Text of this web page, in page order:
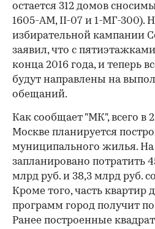
остается 312 домов
1605-АМ, II-07 и 1-МГ-300).
избирательной кампании
заявил, что с
конца 2016 года, и теперь
будут направлены на
обещаний.
Как сообщает "МК", всего в
Москве планируется
муниципального жилья.
запланировано потратить
млрд руб. и 38,3 млрд руб.
Кроме того, часть квартир
программ город получит
Ранее построенные